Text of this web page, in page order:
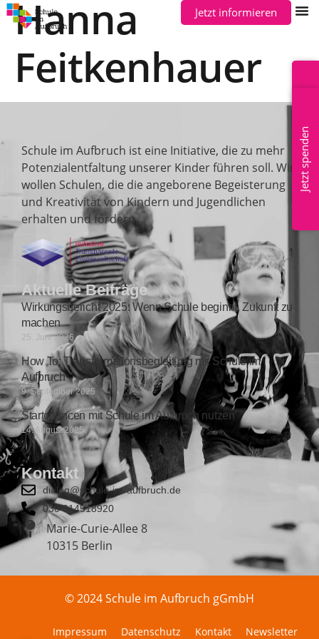
Jetzt informieren
Mitglied werden
Jetzt spenden
Hanna
Feitkenhauer
Schule im Aufbruch ist eine Initiative, die zu mehr
Potenzialentfaltung unserer Kinder führen soll. Wir
wollen Schulen, die die angeborene Begeisterung
und Kreativität von Kindern und Jugendlichen
erhalten und fördern.
Aktuelle Beiträge
Wirkungsbericht 2025: Wenn Schule beginnt, Zukunft zu
machen
25. Juni 2026
How To: Transformationsbegleitung mit Schule im
Aufbruch
9. September 2025
Startchancen mit Schule im Aufbruch nutzen
14. August 2025
Kontakt
dialog@schule-im-aufbruch.de
030 814518920
Marie-Curie-Allee 8
10315 Berlin
© 2024 Schule im Aufbruch gGmbH
Impressum Datenschutz Kontakt Newsletter